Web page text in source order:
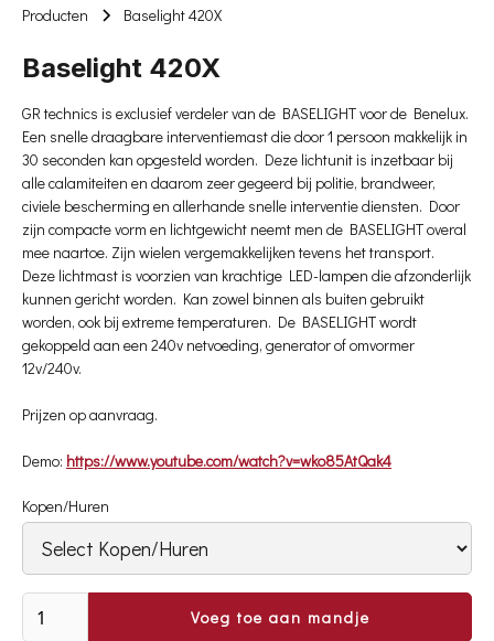
Producten Baselight 420X
Baselight 420X
GR technics is exclusief verdeler van de BASELIGHT voor de Benelux.
Een snelle draagbare interventiemast die door 1 persoon makkelijk in
30 seconden kan opgesteld worden. Deze lichtunit is inzetbaar bij
alle calamiteiten en daarom zeer gegeerd bij politie, brandweer,
civiele bescherming en allerhande snelle interventie diensten. Door
zijn compacte vorm en lichtgewicht neemt men de BASELIGHT overal
mee naartoe. Zijn wielen vergemakkelijken tevens het transport.
Deze lichtmast is voorzien van krachtige LED-lampen die afzonderlijk
kunnen gericht worden. Kan zowel binnen als buiten gebruikt
worden, ook bij extreme temperaturen. De BASELIGHT wordt
gekoppeld aan een 240v netvoeding, generator of omvormer
12v/240v.
Prijzen op aanvraag.
Demo: https://www.youtube.com/watch?v=wko85AtQak4
Kopen/Huren